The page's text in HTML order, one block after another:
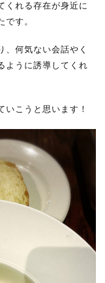
くれる存在が身近に
す。
、何気ない会話やく
ように誘導してくれ
いこうと思います！